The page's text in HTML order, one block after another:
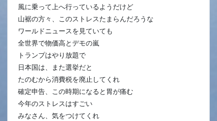
風に乗って上へ行っているようだけど
山裾の方々、このストレスたまらんだろうな
ワールドニュースを見ていても
全世界で物価高とデモの嵐
トランプはやり放題で
日本国は、また選挙だと
たのむから消費税を廃止してくれ
確定申告、この時期になると胃が痛む
今年のストレスはすごい
みなさん、気をつけてくれ